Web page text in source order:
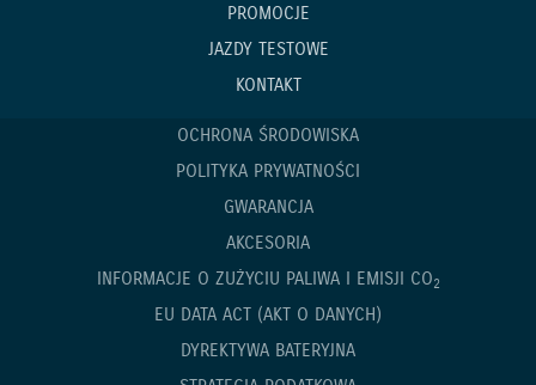
PROMOCJE
JAZDY TESTOWE
KONTAKT
OCHRONA ŚRODOWISKA
POLITYKA PRYWATNOŚCI
GWARANCJA
AKCESORIA
INFORMACJE O ZUŻYCIU PALIWA I EMISJI CO2
EU DATA ACT (AKT O DANYCH)
DYREKTYWA BATERYJNA